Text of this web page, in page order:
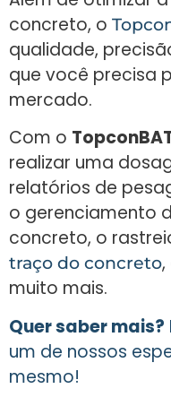
concreto, o
qualidade,
que você precisa
mercado.
Com o
realizar uma
relatórios de
o gerenciamento
concreto, o
traço do concreto
muito mais.
Quer saber mais?
um de nossos
mesmo!